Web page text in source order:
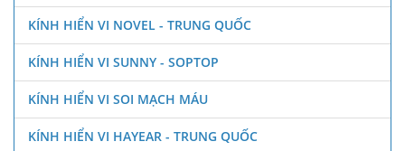
KÍNH HIỂN VI NOVEL - TRUNG QUỐC
KÍNH HIỂN VI SUNNY - SOPTOP
KÍNH HIỂN VI SOI MẠCH MÁU
KÍNH HIỂN VI HAYEAR - TRUNG QUỐC